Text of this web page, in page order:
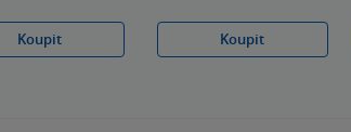
Koupit Koupit